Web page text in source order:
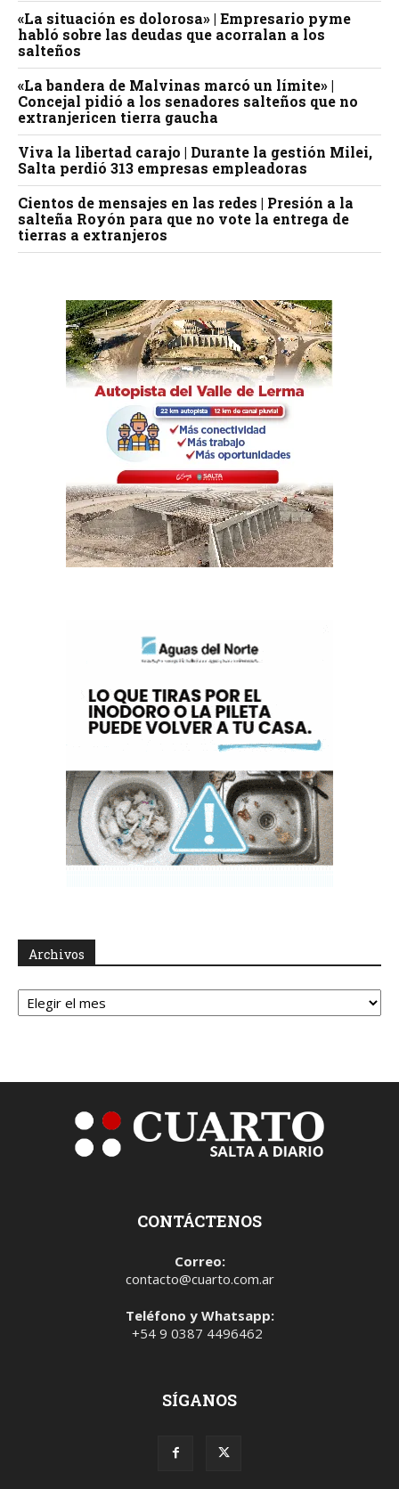
«La situación es dolorosa» | Empresario pyme
habló sobre las deudas que acorralan a los
salteños
«La bandera de Malvinas marcó un límite» |
Concejal pidió a los senadores salteños que no
extranjericen tierra gaucha
Viva la libertad carajo | Durante la gestión Milei,
Salta perdió 313 empresas empleadoras
Cientos de mensajes en las redes | Presión a la
salteña Royón para que no vote la entrega de
tierras a extranjeros
Archivos
Archivos
CONTÁCTENOS
Correo:
contacto@cuarto.com.ar
Teléfono y Whatsapp:
+54 9 0387 4496462
SÍGANOS